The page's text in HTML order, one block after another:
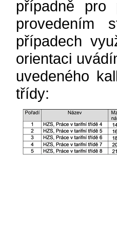
případně pro
provedením
případech
orientaci
uvedeného
třídy: